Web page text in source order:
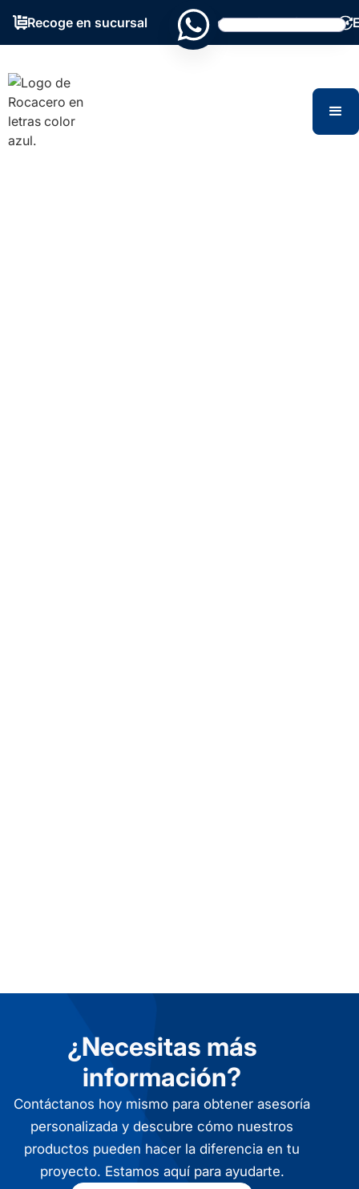
Recoge en sucursal Grandes existencias
¿Necesitas más
información?
Contáctanos hoy mismo para obtener asesoría
personalizada y descubre cómo nuestros
productos pueden hacer la diferencia en tu
proyecto. Estamos aquí para ayudarte.